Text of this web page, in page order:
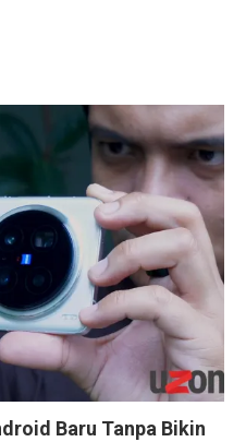
Baru Tanpa Bikin